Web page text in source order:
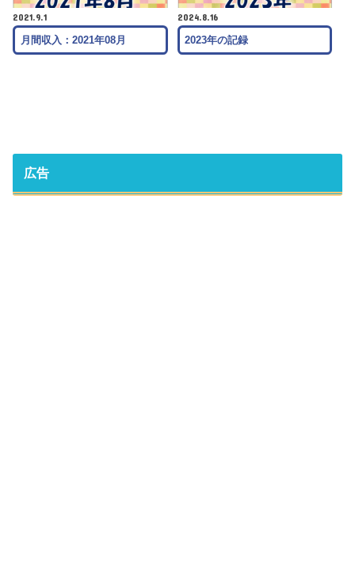
2021.9.1
月間収入：2021年08月
2024.8.16
2023年の記録
広告